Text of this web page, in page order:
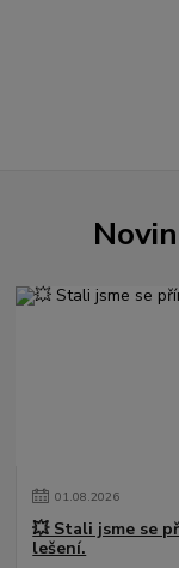
01.08.2026
💥 Stali jsme se
lešení.